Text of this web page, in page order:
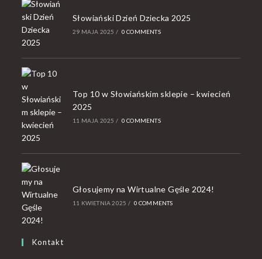
Słowiański Dzień Dziecka 2025
29 MAJA 2025 / 0 COMMENTS
Top 10 w Słowiańskim sklepie – kwiecień
2025
11 MAJA 2025 / 0 COMMENTS
Głosujemy na Wirtualne Gęśle 2024!
11 KWIETNIA 2025 / 0 COMMENTS
Kontakt